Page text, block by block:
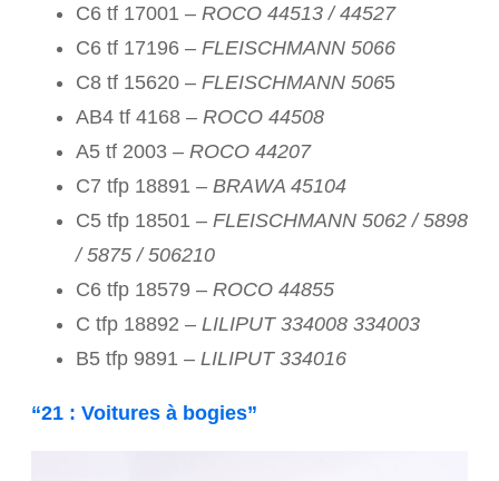
C6 tf 17001 – ROCO 44513 / 44527
C6 tf 17196 – FLEISCHMANN 5066
C8 tf 15620 – FLEISCHMANN 5065
AB4 tf 4168 – ROCO 44508
A5 tf 2003 – ROCO 44207
C7 tfp 18891 – BRAWA 45104
C5 tfp 18501 – FLEISCHMANN 5062 / 5898
/ 5875 / 506210
C6 tfp 18579 – ROCO 44855
C tfp 18892 – LILIPUT 334008 334003
B5 tfp 9891 – LILIPUT 334016
“21 : Voitures à bogies”